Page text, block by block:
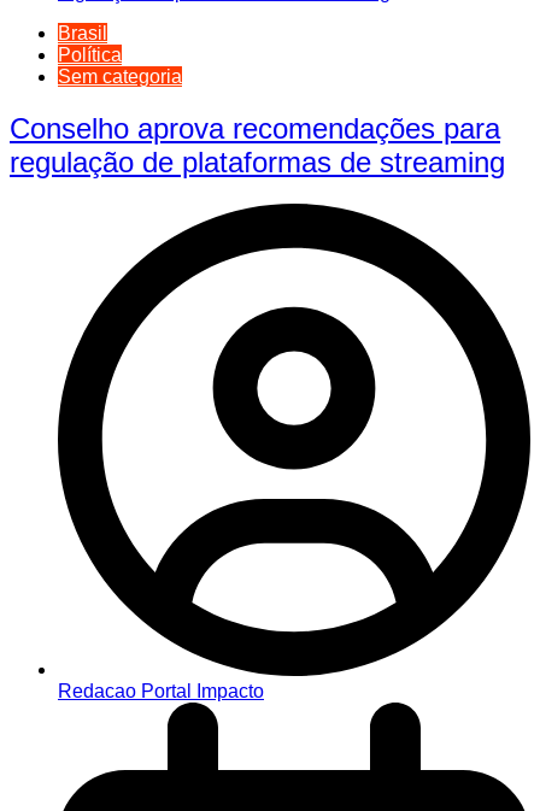
Brasil
Política
Sem categoria
Conselho aprova recomendações para
regulação de plataformas de streaming
Redacao Portal Impacto